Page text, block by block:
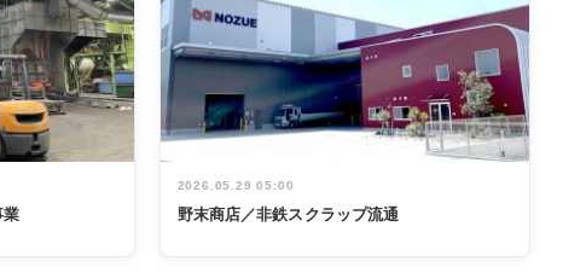
業
2026.05.29 05:00
野末商店／非鉄スクラップ流通